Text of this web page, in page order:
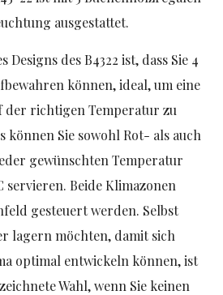
ausgestattet.
Designs des B4322 ist, dass Sie 4
können, ideal, um eine
der richtigen Temperatur zu
können Sie sowohl Rot- als auch
gewünschten Temperatur
servieren. Beide Klimazonen
gesteuert werden. Selbst
lagern möchten, damit sich
optimal entwickeln können, ist
Wahl, wenn Sie keinen